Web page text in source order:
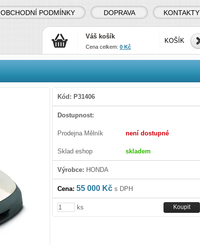
Kód: P31406
Dostupnost:
Prodejna Mělník není dostupné
Sklad eshop skladem
Výrobce: HONDA
Cena: 55 000 Kč s DPH
ks
OBCHODNÍ PODMÍNKY DOPRAVA KONTAKTY
KOŠÍK
Váš košík
Cena celkem: 0 Kč